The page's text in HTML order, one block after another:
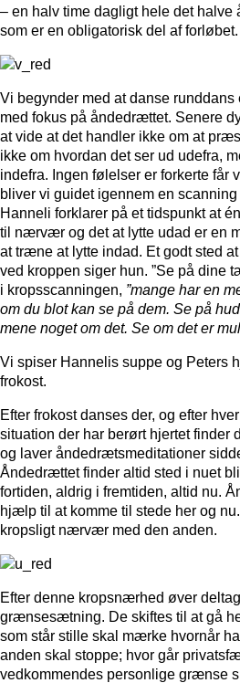
– en halv time dagligt hele det halve
som er en obligatorisk del af forløbet.
Vi begynder med at danse runddans
med fokus på åndedrættet. Senere
at vide at det handler ikke om at
ikke om hvordan det ser ud udefra,
indefra. Ingen følelser er forkerte får
bliver vi guidet igennem en scanning
Hanneli forklarer på et tidspunkt at
til nærvær og det at lytte udad er en
at træne at lytte indad. Et godt sted
ved kroppen siger hun. ”Se på dine
i kropsscanningen, ”mange har en
om du blot kan se på dem. Se på
mene noget om det. Se om det er
Vi spiser Hannelis suppe og Peters
frokost.
Efter frokost danses der, og efter
situation der har berørt hjertet finder
og laver åndedrætsmeditationer
Åndedrættet finder altid sted i nuet
fortiden, aldrig i fremtiden, altid nu.
hjælp til at komme til stede her og
kropsligt nærvær med den anden.
Efter denne kropsnærhed øver
grænsesætning. De skiftes til at gå
som står stille skal mærke hvornår
anden skal stoppe; hvor går
vedkommendes personlige grænse